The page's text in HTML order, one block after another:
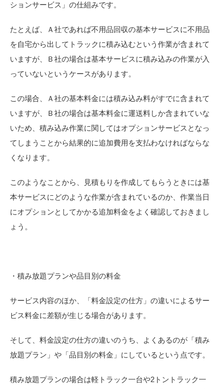
ションサービス」の仕組みです。
たとえば、Ａ社であれば不用品回収の基本サービスに不用品
を自宅から出してトラックに積み込むという作業が含まれて
いますが、Ｂ社の場合は基本サービスに積み込みの作業が入
っていないというケースがあります。
この場合、Ａ社の基本料金には積み込み料がすでに含まれて
いますが、Ｂ社の場合は基本料金に運送料しか含まれていな
いため、積み込み作業に関してはオプションサービスとなっ
てしまうことから結果的に追加費用を支払わなければならな
くなります。
このようなことから、見積もりを作成してもらうときには基
本サービスにどのような作業が含まれているのか、作業当日
にオプションとしてかかる追加料金をよく確認しておきまし
ょう。
・積み放題プランや品目別の料金
サービス内容のほか、「料金設定の仕方」の違いによるサー
ビス料金に差額が生じる場合があります。
そして、料金設定の仕方の違いのうち、よくあるのが「積み
放題プラン」や「品目別の料金」にしているという点です。
積み放題プランの場合は軽トラック一台や2トントラック一